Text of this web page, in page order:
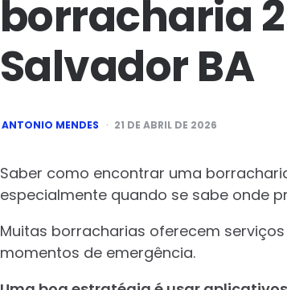
borracharia
Salvador BA
POSTED
BY
ANTONIO MENDES 21 DE ABRIL DE 2026
Saber como encontrar uma
especialmente quando se sabe onde
Muitas borracharias oferecem
momentos de emergência.